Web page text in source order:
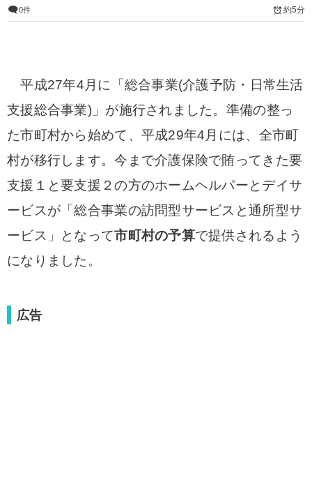
0件 約5分
平成27年4月に「総合事業(介護予防・日常生活
支援総合事業)」が施行されました。準備の整っ
た市町村から始めて、平成29年4月には、全市町
村が移行します。今まで介護保険で賄ってきた要
支援１と要支援２の方のホームヘルパーとデイサ
ービスが「総合事業の訪問型サービスと通所型サ
ービス」となって市町村の予算で提供されるよう
になりました。
広告